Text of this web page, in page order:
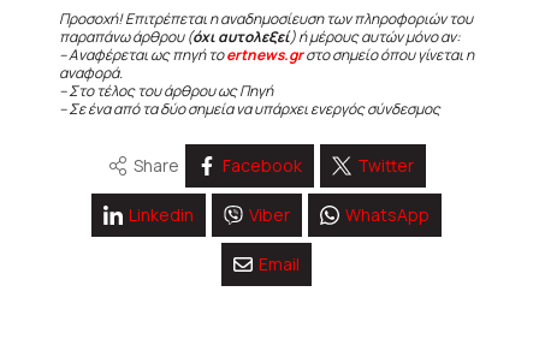
Προσοχή! Επιτρέπεται η αναδημοσίευση των πληροφοριών του
παραπάνω άρθρου (όχι αυτολεξεί) ή μέρους αυτών μόνο αν:
– Αναφέρεται ως πηγή τοertnews.grστο σημείο όπου γίνεται η
αναφορά.
– Στο τέλος του άρθρου ως Πηγή
– Σε ένα από τα δύο σημεία να υπάρχει ενεργός σύνδεσμος
Share Facebook Twitter
Linkedin Viber WhatsApp
Email